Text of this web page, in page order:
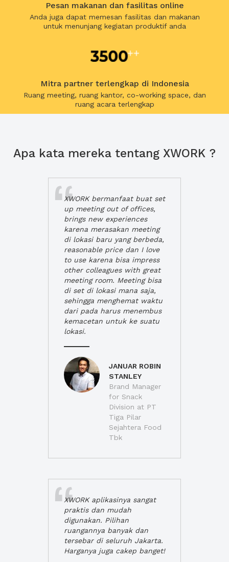
Pesan makanan dan fasilitas online
Anda juga dapat memesan fasilitas dan makanan
untuk menunjang kegiatan produktif anda
Mitra partner terlengkap di Indonesia
Ruang meeting, ruang kantor, co-working space, dan
ruang acara terlengkap
Apa kata mereka tentang XWORK ?
XWORK bermanfaat buat set
up meeting out of offices,
brings new experiences
karena merasakan meeting
di lokasi baru yang berbeda,
reasonable price dan I love
to use karena bisa impress
other colleagues with great
meeting room. Meeting bisa
di set di lokasi mana saja,
sehingga menghemat waktu
dari pada harus menembus
kemacetan untuk ke suatu
lokasi.
JANUAR ROBIN
STANLEY
Brand Manager
for Snack
Division at PT
Tiga Pilar
Sejahtera Food
Tbk
XWORK aplikasinya sangat
praktis dan mudah
digunakan. Pilihan
ruangannya banyak dan
tersebar di seluruh Jakarta.
Harganya juga cakep banget!